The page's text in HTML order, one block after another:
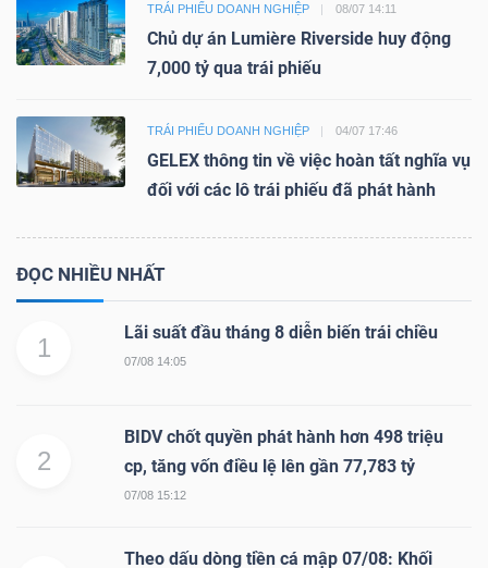
TRÁI PHIẾU DOANH NGHIỆP 08/07 14:11
Chủ dự án Lumière Riverside huy động
7,000 tỷ qua trái phiếu
TRÁI PHIẾU DOANH NGHIỆP 04/07 17:46
GELEX thông tin về việc hoàn tất nghĩa vụ
đối với các lô trái phiếu đã phát hành
ĐỌC NHIỀU NHẤT
1
Lãi suất đầu tháng 8 diễn biến trái chiều
07/08 14:05
2
BIDV chốt quyền phát hành hơn 498 triệu
cp, tăng vốn điều lệ lên gần 77,783 tỷ
07/08 15:12
Theo dấu dòng tiền cá mập 07/08: Khối